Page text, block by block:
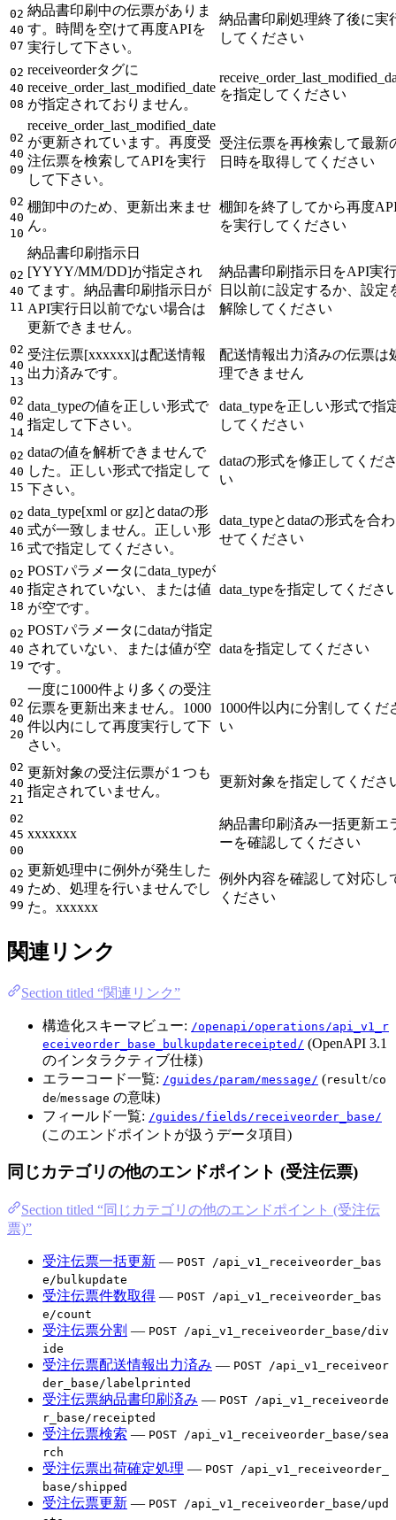
02
40
07
納品書印刷中の伝票がありま
す。時間を空けて再度APIを
実行して下さい。
納品書印刷処理終了後に実
してください
02
40
08
receiveorderタグに
receive_order_last_modified_date
が指定されておりません。
を指定してください
02
40
09
receive_order_last_modified_date
が更新されています。再度受
注伝票を検索してAPIを実行
して下さい。
受注伝票を再検索して最新
日時を取得してください
02
40
10
棚卸中のため、更新出来ませ
ん。
棚卸を終了してから再度
を実行してください
02
40
11
納品書印刷指示日
[YYYY/MM/DD]が指定され
てます。納品書印刷指示日が
API実行日以前でない場合は
更新できません。
納品書印刷指示日をAPI実
日以前に設定するか、設定
解除してください
02
40
13
受注伝票[xxxxxx]は配送情報
出力済みです。
配送情報出力済みの伝票は
理できません
02
40
14
data_typeの値を正しい形式で
指定して下さい。
data_typeを正しい形式で指
してください
02
40
15
dataの値を解析できませんで
した。正しい形式で指定して
下さい。
dataの形式を修正してくだ
い
02
40
16
data_type[xml or gz]とdataの形
式が一致しません。正しい形
式で指定してください。
data_typeとdataの形式を合わ
せてください
02
40
18
POSTパラメータにdata_typeが
指定されていない、または値
が空です。
data_typeを指定してくださ
02
40
19
POSTパラメータにdataが指定
されていない、または値が空
です。
dataを指定してください
02
40
20
一度に1000件より多くの受注
伝票を更新出来ません。1000
件以内にして再度実行して下
さい。
1000件以内に分割してくだ
い
02
40
21
更新対象の受注伝票が１つも
指定されていません。
更新対象を指定してくださ
02
45
00
xxxxxxx
納品書印刷済み一括更新エ
ーを確認してください
02
49
99
更新処理中に例外が発生した
ため、処理を行いませんでし
た。xxxxxx
例外内容を確認して対応し
ください
関連リンク
Section titled “関連リンク”
構造化スキーマビュー: /openapi/operations/api_v1_r
eceiveorder_base_bulkupdatereceipted/ (OpenAPI 3.1
のインタラクティブ仕様)
エラーコード一覧: /guides/param/message/ (result/co
de/message の意味)
フィールド一覧: /guides/fields/receiveorder_base/
(このエンドポイントが扱うデータ項目)
同じカテゴリの他のエンドポイント (受注伝票)
Section titled “同じカテゴリの他のエンドポイント (受注伝
票)”
受注伝票一括更新 — POST /api_v1_receiveorder_bas
e/bulkupdate
受注伝票件数取得 — POST /api_v1_receiveorder_bas
e/count
受注伝票分割 — POST /api_v1_receiveorder_base/div
ide
受注伝票配送情報出力済み — POST /api_v1_receiveor
der_base/labelprinted
受注伝票納品書印刷済み — POST /api_v1_receiveorde
r_base/receipted
受注伝票検索 — POST /api_v1_receiveorder_base/sea
rch
受注伝票出荷確定処理 — POST /api_v1_receiveorder_
base/shipped
受注伝票更新 — POST /api_v1_receiveorder_base/upd